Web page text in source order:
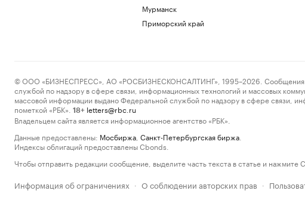
Мурманск
Приморский край
© ООО «БИЗНЕСПРЕСС», АО «РОСБИЗНЕСКОНСАЛТИНГ», 1995–2026. Сообщения и
службой по надзору в сфере связи, информационных технологий и массовых
массовой информации выдано Федеральной службой по надзору в сфере связи,
пометкой «РБК».
18+ letters@rbc.ru
Владельцем сайта является информационное агентство «РБК».
Данные предоставлены: Мосбиржа Санкт-Петербургская биржа
Индексы облигаций предоставлены Cbonds.
Чтобы отправить редакции сообщение, выделите часть текста в статье и нажмите
Информация об ограничениях · О соблюдении авторских прав ·